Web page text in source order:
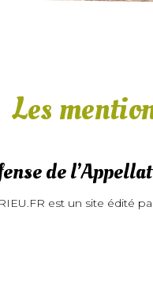
Les
de
est un site édité